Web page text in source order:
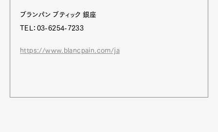
ブランパン ブティック 銀座
TEL：03-6254-7233
https://www.blancpain.com/ja